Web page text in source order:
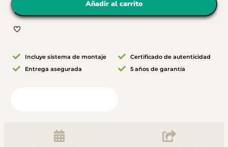
Añadir al carrito
Incluye sistema de montaje
Entrega asegurada
Certificado de autenticidad
5 años de garantía